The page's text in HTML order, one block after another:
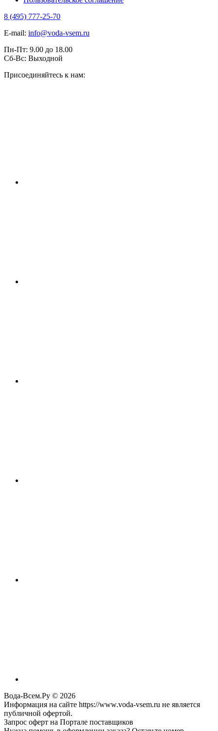
8 (495) 777-25-70
E-mail: info@voda-vsem.ru
Пн-Пт: 9.00 до 18.00
Сб-Вс: Выходной
Присоединяйтесь к нам:
Вода-Всем.Ру © 2026
Информация на сайте https://www.voda-vsem.ru не является
публичной офертой.
Запрос оферт на Портале поставщиков